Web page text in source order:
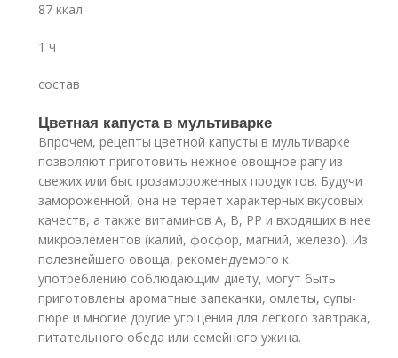
87 ккал
1 ч
состав
Цветная капуста в мультиварке
Впрочем, рецепты цветной капусты в мультиварке
позволяют приготовить нежное овощное рагу из
свежих или быстрозамороженных продуктов. Будучи
замороженной, она не теряет характерных вкусовых
качеств, а также витаминов А, В, РР и входящих в нее
микроэлементов (калий, фосфор, магний, железо). Из
полезнейшего овоща, рекомендуемого к
употреблению соблюдающим диету, могут быть
приготовлены ароматные запеканки, омлеты, супы-
пюре и многие другие угощения для лёгкого завтрака,
питательного обеда или семейного ужина.